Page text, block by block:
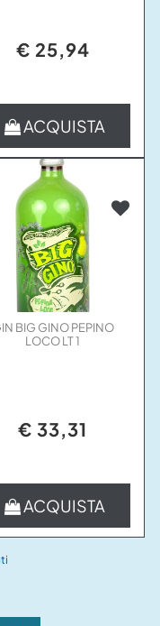
€ 25,94
ACQUISTA
BIG GINO PEPINO
LOCO LT 1
€ 33,31
ACQUISTA